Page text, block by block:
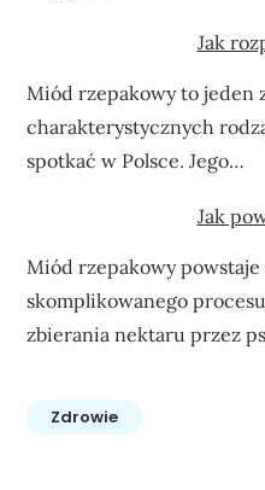
Jak
Miód rzepakowy to jeden
charakterystycznych
spotkać w Polsce. Jego…
Jak
Miód rzepakowy
skomplikowanego
zbierania nektaru przez
Zdrowie